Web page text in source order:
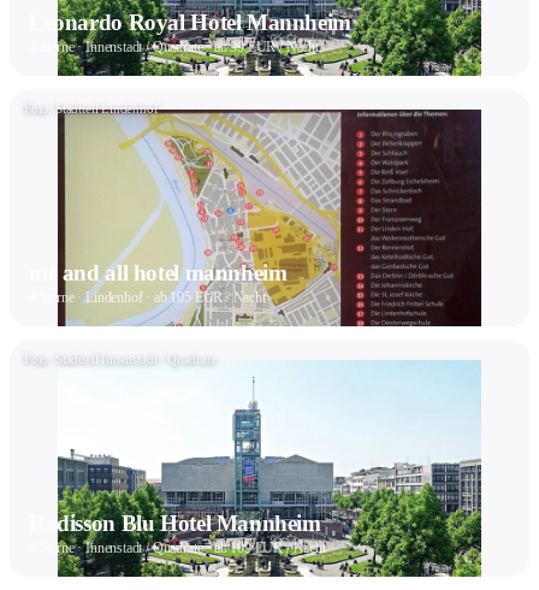
Leonardo Royal Hotel Mannheim
4 Sterne · Innenstadt / Quadrate · ab 99 EUR / Nacht
Foto: Stadtteil Lindenhof
me and all hotel mannheim
4 Sterne · Lindenhof · ab 105 EUR / Nacht
Foto: Stadtteil Innenstadt / Quadrate
Radisson Blu Hotel Mannheim
4 Sterne · Innenstadt / Quadrate · ab 109 EUR / Nacht